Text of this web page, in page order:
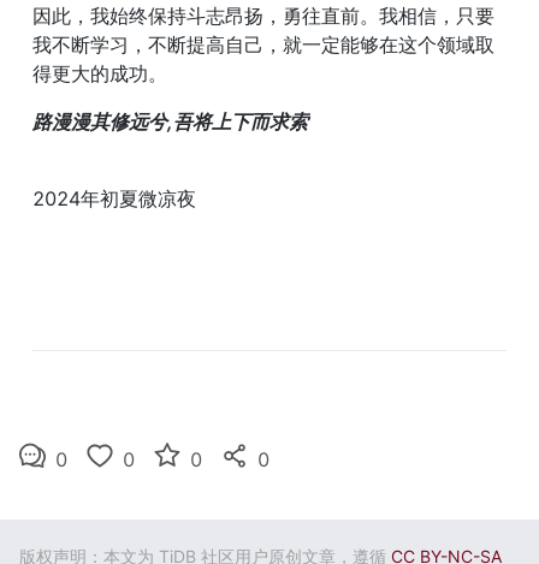
因此，我始终保持斗志昂扬，勇往直前。我相信，只要
我不断学习，不断提高自己，就一定能够在这个领域取
得更大的成功。
路漫漫其修远兮,吾将上下而求索
2024年初夏微凉夜
0 0 0 0
版权声明：本文为 TiDB 社区用户原创文章，遵循 CC BY-NC-SA